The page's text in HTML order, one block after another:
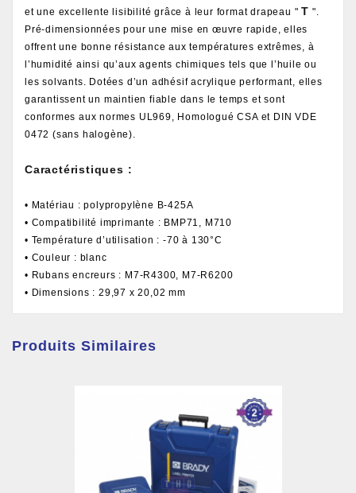
et une excellente lisibilité grâce à leur format drapeau "T ".
Pré-dimensionnées pour une mise en œuvre rapide, elles
offrent une bonne résistance aux températures extrêmes, à
l’humidité ainsi qu’aux agents chimiques tels que l’huile ou
les solvants. Dotées d’un adhésif acrylique performant, elles
garantissent un maintien fiable dans le temps et sont
conformes aux normes UL969, Homologué CSA et DIN VDE
0472 (sans halogène).
Caractéristiques :
• Matériau : polypropylène B-425A
• Compatibilité imprimante : BMP71, M710
• Température d’utilisation : -70 à 130°C
• Couleur : blanc
• Rubans encreurs : M7-R4300, M7-R6200
• Dimensions : 29,97 x 20,02 mm
Produits Similaires